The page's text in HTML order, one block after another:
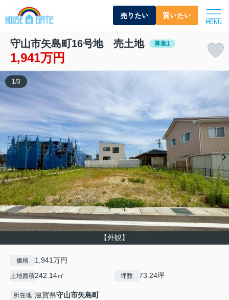
売りたい 買いたい
MENU
守山市矢島町16号地 売土地 募集1
1,941万円
【外観】
1 /3
価格 1,941万円
土地面積242.14㎡ 坪数 73.24坪
所在地 滋賀県守山市矢島町